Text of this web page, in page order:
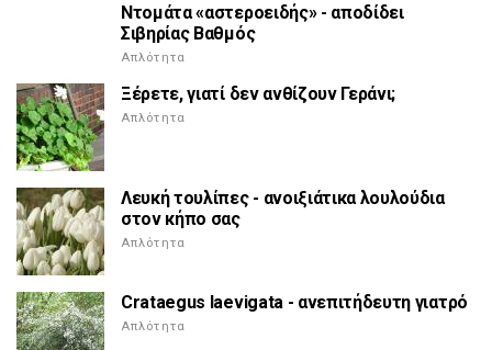
Ντομάτα «αστεροειδής» - αποδίδει
Σιβηρίας Βαθμός
Απλότητα
Ξέρετε, γιατί δεν ανθίζουν Γεράνι;
Απλότητα
Λευκή τουλίπες - ανοιξιάτικα λουλούδια
στον κήπο σας
Απλότητα
Crataegus laevigata - ανεπιτήδευτη γιατρό
Απλότητα